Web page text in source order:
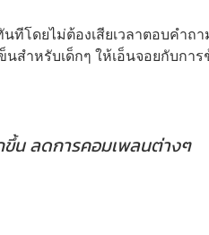
ทีโดยไม่ต้องเสียเวลาตอบคำถ
สำหรับเด็กๆ ให้เอ็นจอยกับกา
น ลดการคอมเพลนต่างๆ